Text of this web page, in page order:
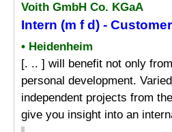
Voith GmbH Co. KGaA
Intern (m f d) -
• Heidenheim
[. .. ] will benefit not only
personal development.
independent projects from
give you insight into an